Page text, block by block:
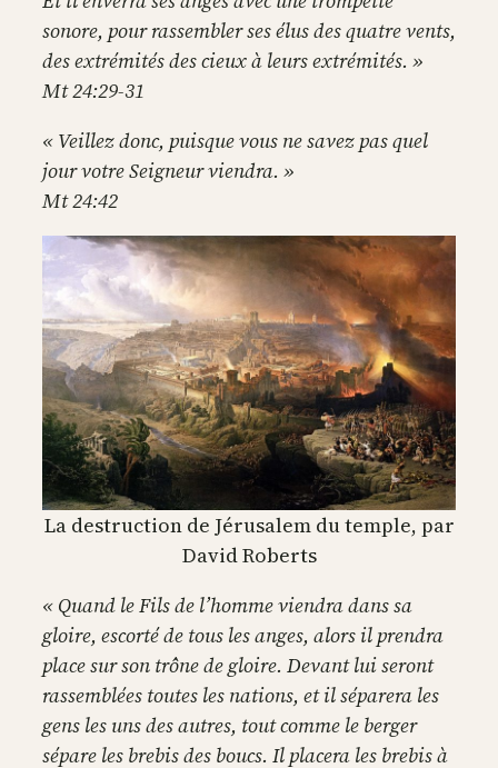
sonore, pour rassembler ses élus des quatre vents,
des extrémités des cieux à leurs extrémités. »
Mt 24:29-31
« Veillez donc, puisque vous ne savez pas quel
jour votre Seigneur viendra. »
Mt 24:42
La destruction de Jérusalem du temple, par
David Roberts
« Quand le Fils de l’homme viendra dans sa
gloire, escorté de tous les anges, alors il prendra
place sur son trône de gloire. Devant lui seront
rassemblées toutes les nations, et il séparera les
gens les uns des autres, tout comme le berger
sépare les brebis des boucs. Il placera les brebis à